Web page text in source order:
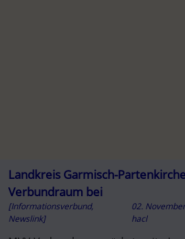
Landkreis Garmisch-
Verbundraum bei
[Informationsverbund,
Newslink]
02.
hacl